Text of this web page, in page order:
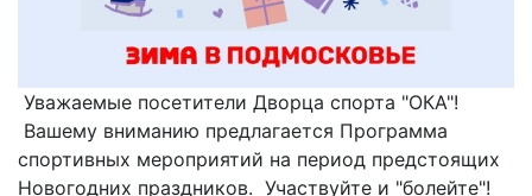
Уважаемые посетители Дворца спорта "ОКА"!
Вашему вниманию предлагается Программа
спортивных мероприятий на период предстоящих
Новогодних праздников. Участвуйте и "болейте"!